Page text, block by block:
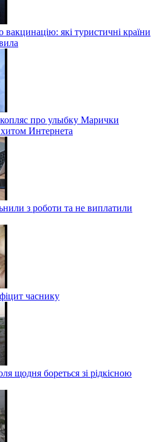
які туристичні країни
про улыбку Марички
Интернета
з роботи та не виплатили
часнику
щодня бореться зі рідкісною